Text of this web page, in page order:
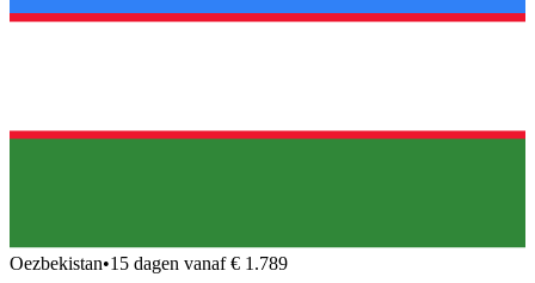
Oezbekistan•15 dagen vanaf € 1.789